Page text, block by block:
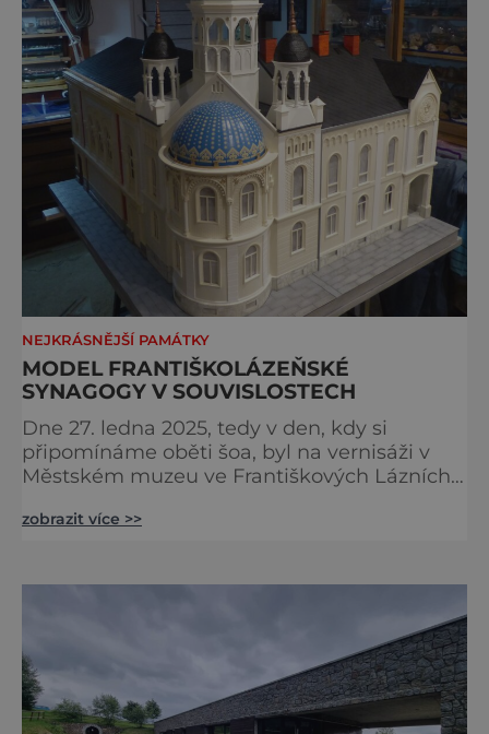
NEJKRÁSNĚJŠÍ PAMÁTKY
MODEL FRANTIŠKOLÁZEŇSKÉ
SYNAGOGY V SOUVISLOSTECH
Dne 27. ledna 2025, tedy v den, kdy si
připomínáme oběti šoa, byl na vernisáži v
Městském muzeu ve Františkových Lázních
nacisty zničena v roce 1938. Do lázeňského
některé události spojené s touto významnou
stavbou. [gallery ids="917
zobrazit více >>